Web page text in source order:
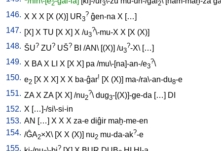
2 3 2
146. X X X [X (X)] UR3
? ĝen-na X […]
147. [X] X TU [X X] X /u3
?\-mu-X X [X (X)]
148. ŠU? ZU? UŠ? BI /AN\ [(X)] /u3
?-X\ […]
149. X BA X LI X [X X] pa /mu\-[na]-an-/e3
?\
150. e2 [X X X] X X ba-ĝar! [X (X)] ma-/ra\-an-du8-e
151. ZA X ZA[X X] /nu2
?\ dug3-[(X)]-ge-da […] DI
152. X […]-/si\-si-in
153. AN […] X X X za-e diĝir maḫ-me-en
154. /ĜA2×X\ [X X (X)] nu2 mu-da-ak?-e
155.
?